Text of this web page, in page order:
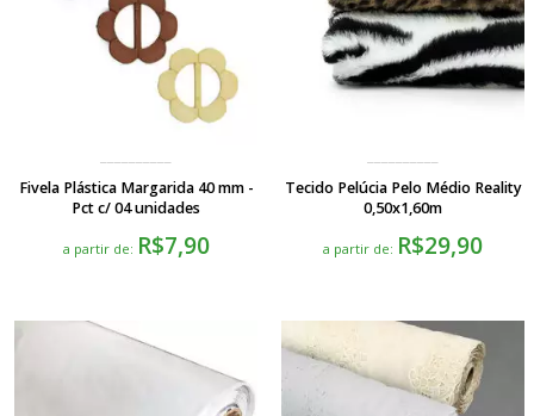
Fivela Plástica Margarida 40 mm -
Pct c/ 04 unidades
a partir de: R$7,90
Tecido Pelúcia Pelo Médio Reality
0,50x1,60m
a partir de: R$29,90